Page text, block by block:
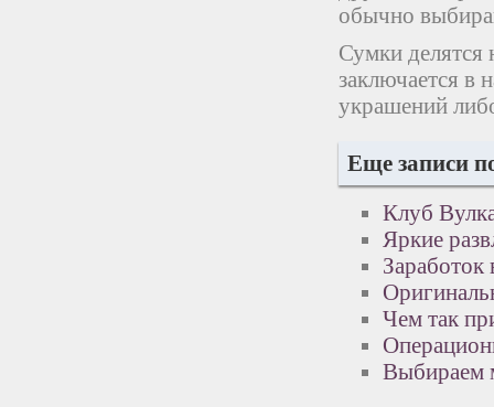
обычно
Сумки делятся
заключается в
украшений
Еще записи
Клуб
Яркие
Заработок
Чем так
Выбираем